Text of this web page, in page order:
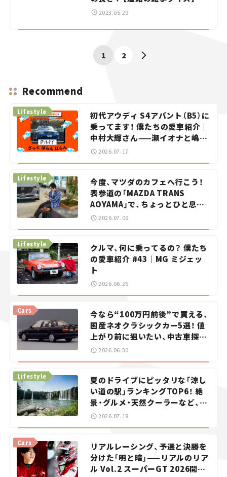
2023.05.29
1 2
Recommend
初代アウディ S4アバント（B5）に
乗ってます！ 僕たちの愛車紹介｜
中村大輝さん——瀬イオナと嶋田
智之の「クルマでざっくばらんば
Lifestyle
2026.07.17
今度、マツダのカフェへ行こう！
表参道の「MAZDA TRANS
AOYAMA」で、ちょっとひと息。
——連載｜CCGとクルマでどうす
Lifestyle
2026.07.06
クルマ、何に乗ってるの？ 僕たち
の愛車紹介 #43｜MG ミジェッ
ト
Lifestyle
2026.06.26
今なら“100万円前後”で買える、
国産ネオクラシックカー5選！ 値
上がり前に狙いたい、中古車探し
をお手伝い――ちょっとイケてるマ
Cars
2026.06.30
夏のドライブにピッタリな「涼し
い道の駅」ランキングTOP6！ 絶
景・グルメ・天然クーラーなど、避
暑におすすめのスポットを紹介
Lifestyle
2026.07.19
リアルレーシング、予選と決勝を
分けた「明と暗」——リアルのリア
ル Vol.2 スーパーGT 2026開幕
Cars